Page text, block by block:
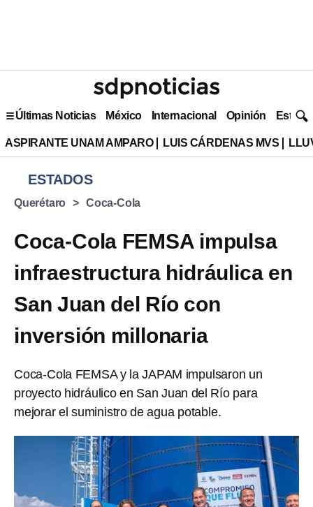
Últimas Noticias México Internacional Opinión Estilo
ASPIRANTE UNAM AMPARO LUIS CÁRDENAS MVS
ESTADOS
Querétaro Coca-Cola
Coca-Cola FEMSA impulsa
infraestructura hidráulica en
San Juan del Río con
inversión millonaria
Coca-Cola FEMSA y la JAPAM impulsaron un
proyecto hidráulico en San Juan del Río para
mejorar el suministro de agua potable.